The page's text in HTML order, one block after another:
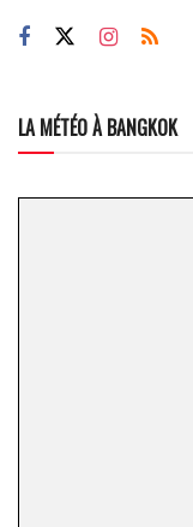
LA MÉTÉO À BANGKOK